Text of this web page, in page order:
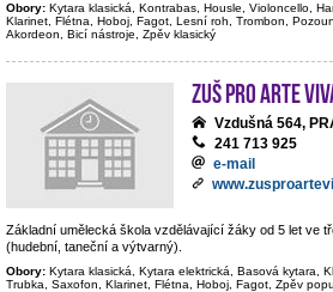
Obory: Kytara klasická, Kontrabas, Housle, Violoncello,
Klarinet, Flétna, Hoboj, Fagot, Lesní roh, Trombon,
Akordeon, Bicí nástroje, Zpěv klasický
ZUŠ PRO ARTE
Vzdušná 564,
241 713 925
e-mail
Základní umělecká škola vzdělávající žáky od 5 let ve
(hudební, taneční a výtvarný).
Obory: Kytara klasická, Kytara elektrická, Basová kytara,
Trubka, Saxofon, Klarinet, Flétna, Hoboj, Fagot, Zpěv